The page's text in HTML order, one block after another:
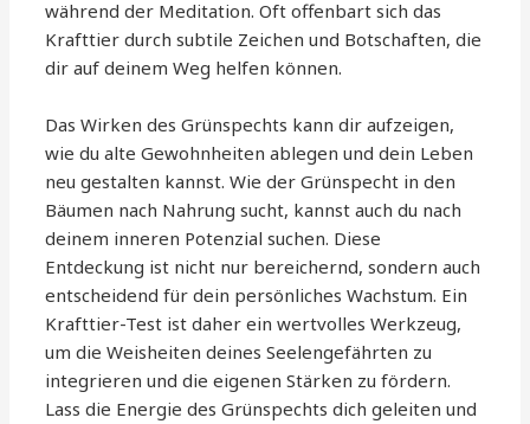
während der Meditation. Oft offenbart sich das
Krafttier durch subtile Zeichen und Botschaften, die
dir auf deinem Weg helfen können.
Das Wirken des Grünspechts kann dir aufzeigen,
wie du alte Gewohnheiten ablegen und dein Leben
neu gestalten kannst. Wie der Grünspecht in den
Bäumen nach Nahrung sucht, kannst auch du nach
deinem inneren Potenzial suchen. Diese
Entdeckung ist nicht nur bereichernd, sondern auch
entscheidend für dein persönliches Wachstum. Ein
Krafttier-Test ist daher ein wertvolles Werkzeug,
um die Weisheiten deines Seelengefährten zu
integrieren und die eigenen Stärken zu fördern.
Lass die Energie des Grünspechts dich geleiten und